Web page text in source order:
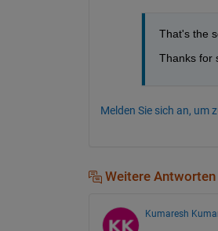
463	 NaN
464	 NaN
468	 NaN
469	 NaN
471	 NaN
472	 NaN
That's the
Thanks for
Melden Sie sich an, um
Weitere Antworten
Kumaresh